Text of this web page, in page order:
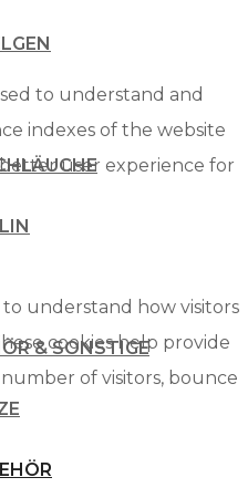
& SONSTIGE
to understand and
indexes of the website
user experience for
understand how visitors
cookies help provide
of visitors, bounce